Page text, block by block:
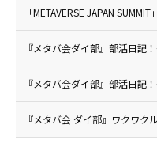
「METAVERSE JAPAN
『メタバ会ダイ部』部活日記
『メタバ会ダイ部』部活日記
『メタバ会 ダイ部』ワクワク